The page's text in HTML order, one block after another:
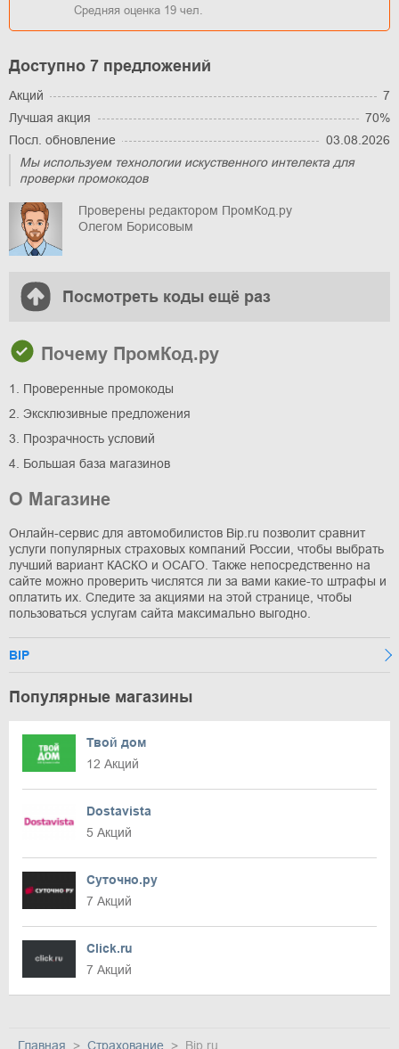
Средняя оценка 19 чел.
Доступно 7 предложений
Акций
7
Лучшая акция
70%
Посл. обновление
03.08.2026
Мы используем технологии искуственного интелекта для
проверки промокодов
Проверены редактором ПромКод.ру
Олегом Борисовым
Посмотреть коды ещё раз
Почему ПромКод.ру
1. Проверенные промокоды
2. Эксклюзивные предложения
3. Прозрачность условий
4. Большая база магазинов
О Магазине
Онлайн-сервис для автомобилистов Bip.ru позволит сравнит
услуги популярных страховых компаний России, чтобы выбрать
лучший вариант КАСКО и ОСАГО. Также непосредственно на
сайте можно проверить числятся ли за вами какие-то штрафы и
оплатить их. Следите за акциями на этой странице, чтобы
пользоваться услугам сайта максимально выгодно.
BIP
Популярные магазины
Твой дом
12 Акций
Dostavista
5 Акций
Суточно.ру
7 Акций
Click.ru
7 Акций
Главная Страхование Bip.ru